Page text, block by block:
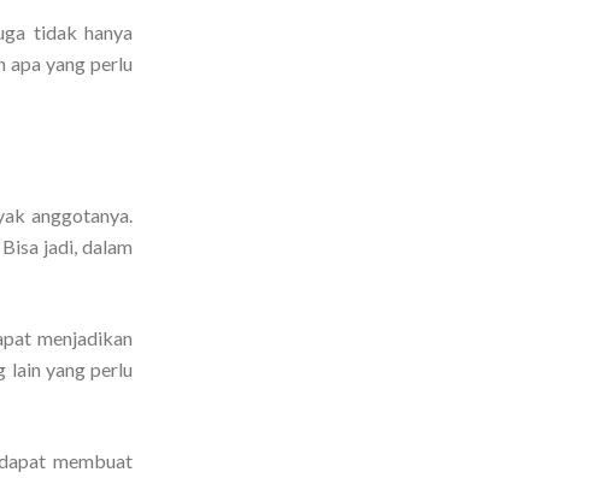
tidak hanya
apa yang perlu
anggotanya.
jadi, dalam
menjadikan
lain yang perlu
membuat